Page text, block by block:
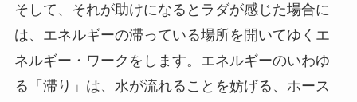
そして、それが助けになるとラダが感じた場合に
は、エネルギーの滞っている場所を開いてゆくエ
ネルギー・ワークをします。エネルギーのいわゆ
る「滞り」は、水が流れることを妨げる、ホース